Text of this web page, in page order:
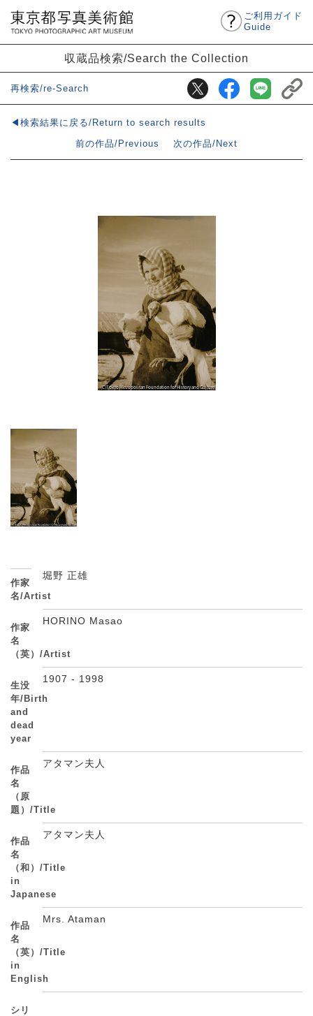
ご利用ガイド
Guide
収蔵品検索/Search the Collection
再検索/re-Search
◀検索結果に戻る/Return to search results
前の作品/Previous
次の作品/Next
作家
名/Artist
堀野 正雄
作家
名
（英）/Artist
HORINO Masao
生没
年/Birth
and
dead
year
1907 - 1998
作品
名
（原
題）/Title
アタマン夫人
作品
名
（和）/Title
in
Japanese
アタマン夫人
作品
名
（英）/Title
in
English
Mrs. Ataman
シリ